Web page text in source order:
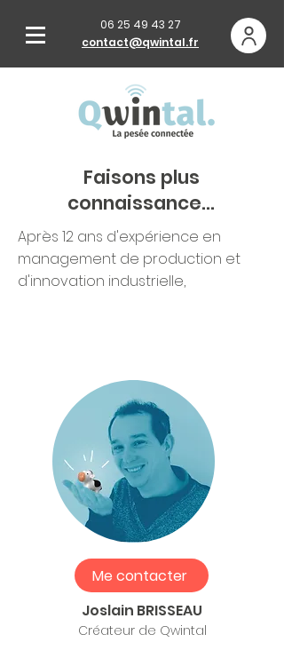
06 25 49 43 27
contact@qwintal.fr
Faisons plus
connaissance...
Après 12 ans d'expérience en
management de production et
d'innovation industrielle,
Me contacter
Joslain BRISSEAU
Créateur de Qwintal